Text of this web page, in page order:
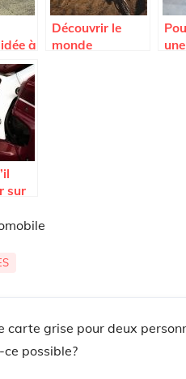
à
Découvrir le
monde
sur
carte grise pour deux
possible?